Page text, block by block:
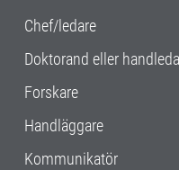
Chef/ledare
Doktorand eller
Forskare
Handläggare
Kommunikatör